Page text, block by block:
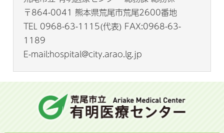
〒864-0041 熊本県荒尾市荒尾2600番地
TEL 0968-63-1115(代表) FAX:0968-63-
1189
E-mail:hospital@city.arao.lg.jp